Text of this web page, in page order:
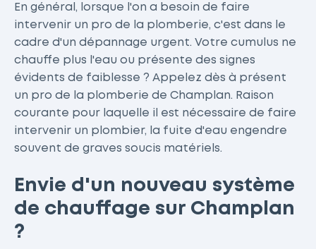
En général, lorsque l'on a besoin de faire
intervenir un pro de la plomberie, c'est dans le
cadre d'un dépannage urgent. Votre cumulus ne
chauffe plus l'eau ou présente des signes
évidents de faiblesse ? Appelez dès à présent
un pro de la plomberie de Champlan. Raison
courante pour laquelle il est nécessaire de faire
intervenir un plombier, la fuite d'eau engendre
souvent de graves soucis matériels.
Envie d'un nouveau système
de chauffage sur Champlan
?